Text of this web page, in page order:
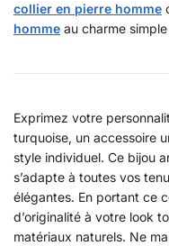
collier en pierre homme
homme au charme
Exprimez votre
turquoise, un accessoire
style individuel. Ce bijou
s’adapte à toutes vos
élégantes. En portant ce
d’originalité à votre look
matériaux naturels. Ne